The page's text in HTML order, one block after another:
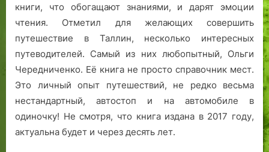
книги, что обогащают знаниями, и дарят эмоции
чтения. Отметил для желающих совершить
путешествие в Таллин, несколько интересных
путеводителей. Самый из них любопытный, Ольги
Чередниченко. Её книга не просто справочник мест.
Это личный опыт путешествий, не редко весьма
нестандартный, автостоп и на автомобиле в
одиночку! Не смотря, что книга издана в 2017 году,
актуальна будет и через десять лет.